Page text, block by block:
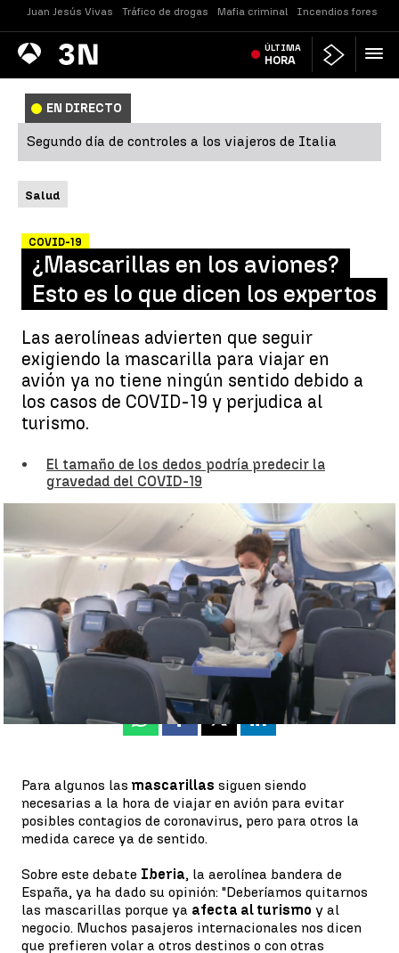
Juan Jesús Vivas Tráfico de drogas Mafia criminal Incendios
Antena
3 Noticias ÚLTIMA
HORA
EN DIRECTO
Segundo día de controles a los viajeros de Italia
Salud
COVID-19
¿Mascarillas en los aviones?
Esto es lo que dicen los expertos
Las aerolíneas advierten que seguir
exigiendo la mascarilla para viajar en
avión ya no tiene ningún sentido debido a
los casos de COVID-19 y perjudica al
turismo.
El tamaño de los dedos podría predecir la
gravedad del COVID-19
¿Mascarillas en aviones? | A3N
Rosa María Salcedo
Publicado:14 de noviembre de 2022, 23:11
WhatsappFacebook
X Linkedin
Para algunos las mascarillas siguen siendo
necesarias a la hora de viajar en avión para evitar
posibles contagios de coronavirus, pero para otros la
medida carece ya de sentido.
Sobre este debate Iberia, la aerolínea bandera de
España, ya ha dado su opinión: "Deberíamos quitarnos
las mascarillas porque ya afecta al turismo y al
negocio. Muchos pasajeros internacionales nos dicen
que prefieren volar a otros destinos o con otras